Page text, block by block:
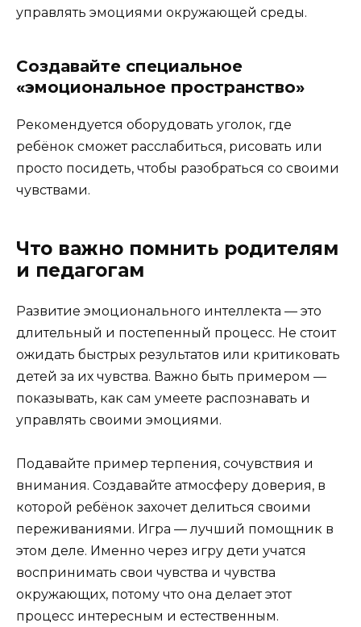
управлять эмоциями окружающей среды.
Создавайте специальное
«эмоциональное пространство»
Рекомендуется оборудовать уголок, где
ребёнок сможет расслабиться, рисовать или
просто посидеть, чтобы разобраться со своими
чувствами.
Что важно помнить родителям
и педагогам
Развитие эмоционального интеллекта — это
длительный и постепенный процесс. Не стоит
ожидать быстрых результатов или критиковать
детей за их чувства. Важно быть примером —
показывать, как сам умеете распознавать и
управлять своими эмоциями.
Подавайте пример терпения, сочувствия и
внимания. Создавайте атмосферу доверия, в
которой ребёнок захочет делиться своими
переживаниями. Игра — лучший помощник в
этом деле. Именно через игру дети учатся
воспринимать свои чувства и чувства
окружающих, потому что она делает этот
процесс интересным и естественным.